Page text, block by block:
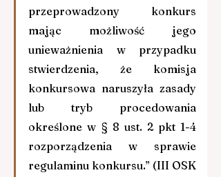
przeprowadzony konkurs
mając możliwość jego
unieważnienia w przypadku
stwierdzenia, że komisja
konkursowa naruszyła zasady
lub tryb procedowania
określone w § 8 ust. 2 pkt 1-4
rozporządzenia w sprawie
regulaminu konkursu.” (III OSK